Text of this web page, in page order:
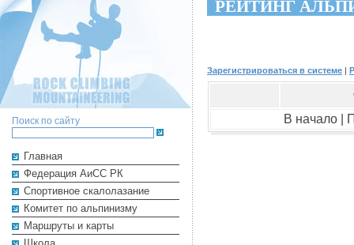
Поиск по сайту
Главная
Федерация АиСС РК
Cпортивное скалолазание
Комитет по альпинизму
Маршруты и карты
РЕЙТИНГ
Зарегистрироваться в системе |
В начало |